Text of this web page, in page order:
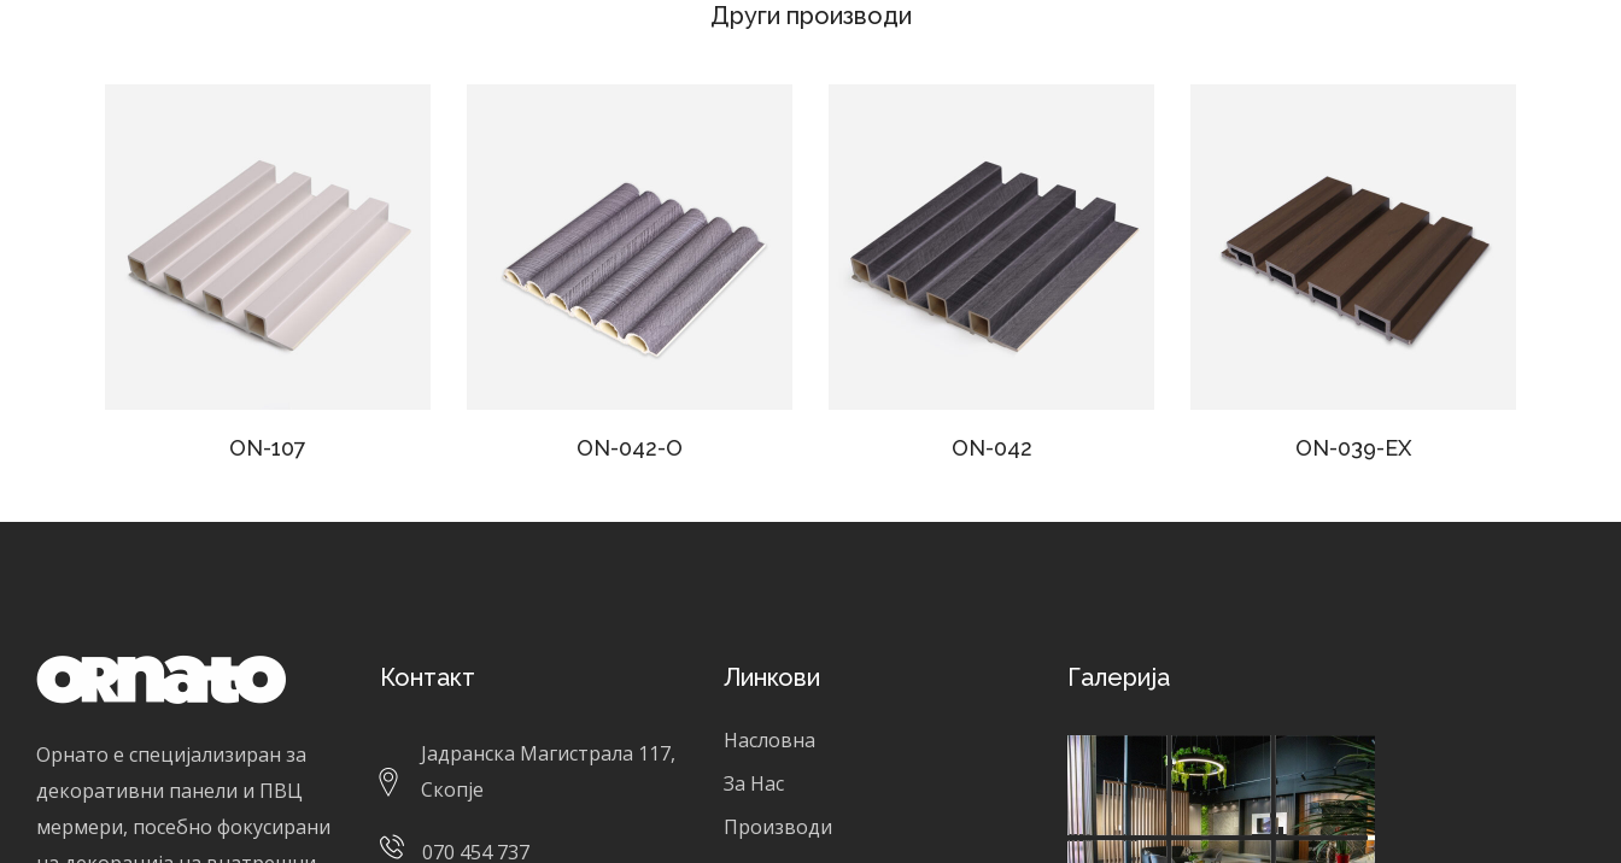
Други производи
ON-107 ON-042-O ON-042 ON-039-EX
Орнато е специјализиран за
декоративни панели и ПВЦ
мермери, посебно фокусирани
Контакт
Јадранска Магистрала 117,
Скопје
070 454 737
Линкови
Насловна
За Нас
Производи
Галерија